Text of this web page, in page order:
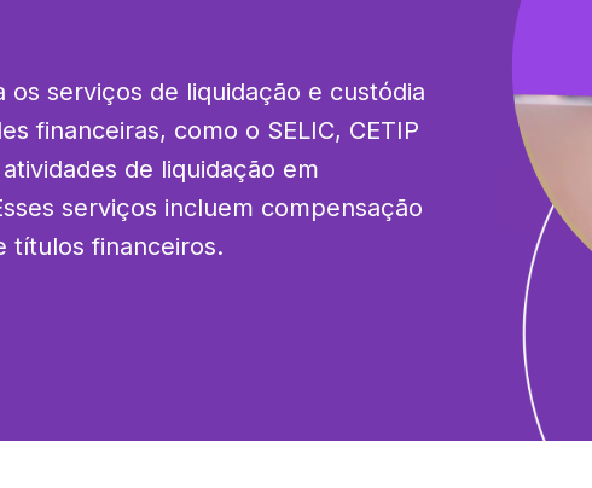
os serviços de liquidação e custódia
financeiras, como o SELIC, CETIP
de liquidação em
serviços incluem compensação
títulos financeiros.